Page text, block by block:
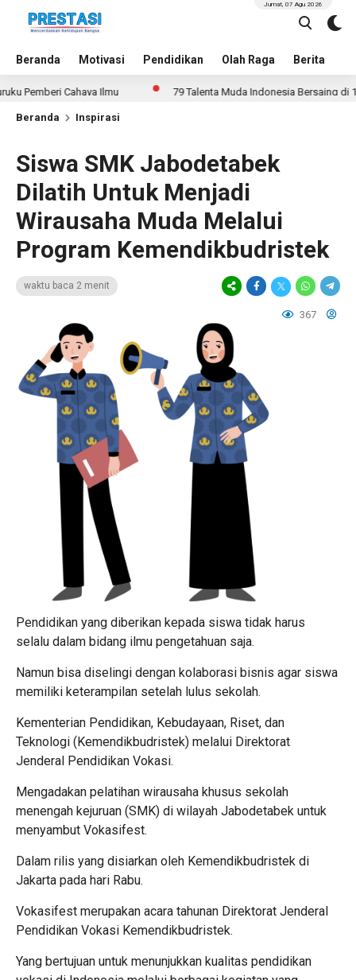
Beranda Motivasi Pendidikan Olah Raga Berita
Jumat, 07 Agu 2026
Cahaya Ilmu 79 Talenta Muda Indonesia Bersaing di 14
Beranda Inspirasi
Siswa SMK Jabodetabek
Dilatih Untuk Menjadi
Wirausaha Muda Melalui
Program Kemendikbudristek
waktu baca 2 menit
367
Pendidikan yang diberikan kepada siswa tidak harus
selalu dalam bidang ilmu pengetahuan saja.
Namun bisa diselingi dengan kolaborasi bisnis agar siswa
memiliki keterampilan setelah lulus sekolah.
Kementerian Pendidikan, Kebudayaan, Riset, dan
Teknologi (Kemendikbudristek) melalui Direktorat
Jenderal Pendidikan Vokasi.
Mengadakan pelatihan wirausaha khusus sekolah
menengah kejuruan (SMK) di wilayah Jabodetabek untuk
menyambut Vokasifest.
Dalam rilis yang disiarkan oleh Kemendikbudristek di
Jakarta pada hari Rabu.
Vokasifest merupakan acara tahunan Direktorat Jenderal
Pendidikan Vokasi Kemendikbudristek.
Yang bertujuan untuk menunjukkan kualitas pendidikan